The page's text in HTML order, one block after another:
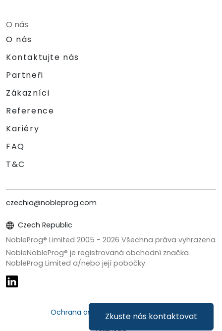
Zkuste nás kontaktovat
O nás
O nás
Kontaktujte nás
Partneři
Zákazníci
Reference
Kariéry
FAQ
T&C
czechia@nobleprog.com
Czech Republic
NobleProg® Limited 2005 - 2026 Všechna práva vyhrazena
NobleNobleProg® je registrovaná obchodní značka
NobleProg Limited a/nebo její pobočky.
Ochrana osobních údajů a cookies